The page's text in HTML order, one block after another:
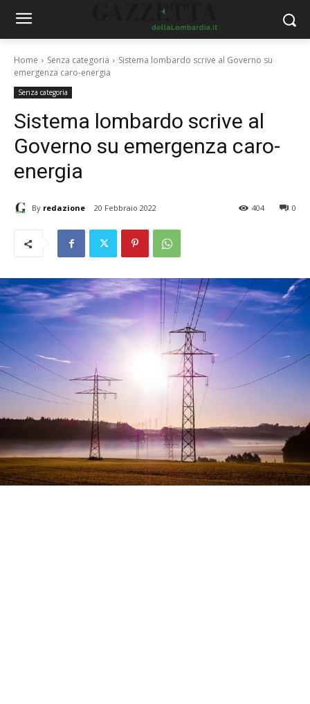
Home Senza categoria
Sistema lombardo scrive al Governo su
emergenza caro-energia
Senza categoria
Sistema lombardo scrive al
Governo su emergenza caro-
energia
By redazione 20 Febbraio 2022 0
404